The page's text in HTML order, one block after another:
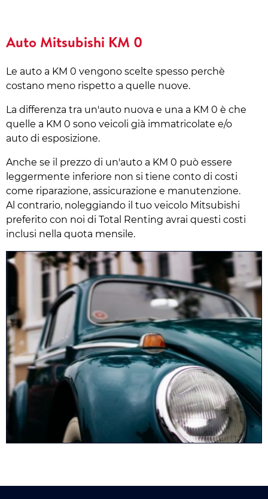
Auto Mitsubishi KM 0
Le auto a KM 0 vengono scelte spesso perchè
costano meno rispetto a quelle nuove.
La differenza tra un'auto nuova e una a KM 0 è che
quelle a KM 0 sono veicoli già immatricolate e/o
auto di esposizione.
Anche se il prezzo di un'auto a KM 0 può essere
leggermente inferiore non si tiene conto di costi
come riparazione, assicurazione e manutenzione.
Al contrario, noleggiando il tuo veicolo Mitsubishi
preferito con noi di Total Renting avrai questi costi
inclusi nella quota mensile.